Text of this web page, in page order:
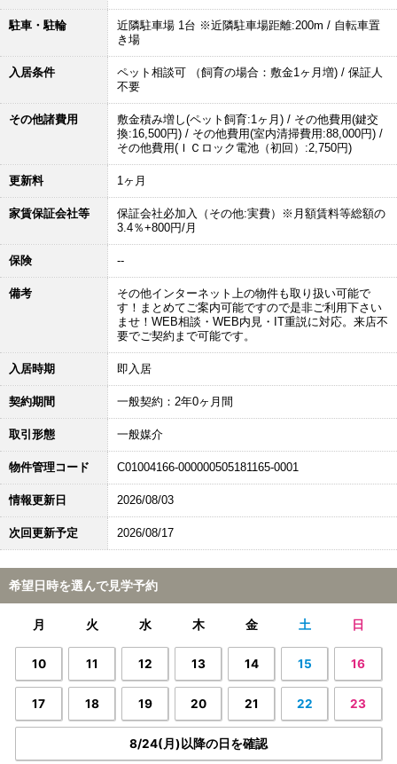
駐車・駐輪
近隣駐車場 1台 ※近隣駐車場距離:200m / 自転車置
き場
入居条件
ペット相談可 （飼育の場合：敷金1ヶ月増) / 保証人
不要
その他諸費用
敷金積み増し(ペット飼育:1ヶ月) / その他費用(鍵交
換:16,500円) / その他費用(室内清掃費用:88,000円) /
その他費用(ＩＣロック電池（初回）:2,750円)
更新料 1ヶ月
家賃保証会社等
保証会社必加入（その他:実費）※月額賃料等総額の
3.4％+800円/月
保険 --
備考
その他インターネット上の物件も取り扱い可能で
す！まとめてご案内可能ですので是非ご利用下さい
ませ！WEB相談・WEB内見・IT重説に対応。来店不
要でご契約まで可能です。
入居時期 即入居
契約期間 一般契約：2年0ヶ月間
取引形態 一般媒介
物件管理コード C01004166-000000505181165-0001
情報更新日 2026/08/03
次回更新予定 2026/08/17
希望日時を選んで見学予約
月 火 水 木 金 土 日
10 11 12 13 14 15 16
17 18 19 20 21 22 23
8/24(月)以降の日を確認